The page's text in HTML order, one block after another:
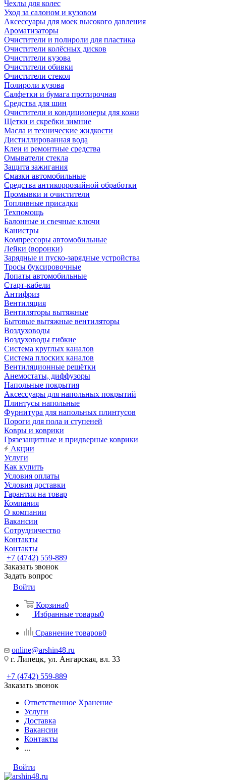
Чехлы для колес
Уход за салоном и кузовом
Аксессуары для моек высокого давления
Ароматизаторы
Очистители и полироли для пластика
Очистители колёсных дисков
Очистители кузова
Очистители обивки
Очистители стекол
Полироли кузова
Салфетки и бумага протирочная
Средства для шин
Очистители и кондиционеры для кожи
Щетки и скребки зимние
Масла и технические жидкости
Дистиллированная вода
Клеи и ремонтные средства
Омыватели стекла
Защита зажигания
Смазки автомобильные
Средства антикоррозийной обработки
Промывки и очистители
Топливные присадки
Техпомощь
Балонные и свечные ключи
Канистры
Компрессоры автомобильные
Лейки (воронки)
Зарядные и пуско-зарядные устройства
Тросы буксировочные
Лопаты автомобильные
Старт-кабели
Антифриз
Вентиляция
Вентиляторы вытяжные
Бытовые вытяжные вентиляторы
Воздуховоды
Воздуховоды гибкие
Система круглых каналов
Система плоских каналов
Вентиляционные решётки
Анемостаты, диффузоры
Напольные покрытия
Аксессуары для напольных покрытий
Плинтусы напольные
Фурнитура для напольных плинтусов
Пороги для пола и ступеней
Ковры и коврики
Грязезащитные и придверные коврики
Акции
Услуги
Как купить
Условия оплаты
Условия доставки
Гарантия на товар
Компания
О компании
Вакансии
Сотрудничество
Контакты
Контакты
+7 (4742) 559-889
Заказать звонок
Задать вопрос
Войти
Корзина0
Избранные товары0
Сравнение товаров0
online@arshin48.ru
г. Липецк, ул. Ангарская, вл. 33
+7 (4742) 559-889
Заказать звонок
Ответственное Хранение
Услуги
Доставка
Вакансии
Контакты
...
Войти